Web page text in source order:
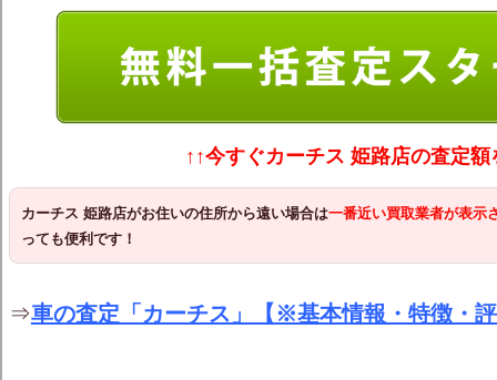
↑↑今すぐカーチス 姫路店の査定額
カーチス 姫路店がお住いの住所から遠い場合は一番近い買取業者が表示
っても便利です！
⇒車の査定「カーチス」【※基本情報・特徴・